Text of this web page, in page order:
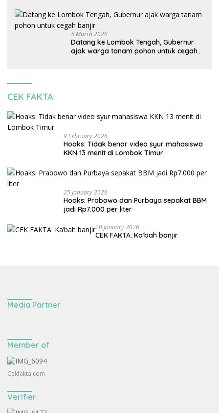
korbankan lingkungan dan warga lokal
5 March 2026
Datang ke Lombok Tengah, Gubernur
ajak warga tanam pohon untuk cegah
CEK FAKTA
9 February 2026
Hoaks: Tidak benar video syur mahasiswa
KKN 13 menit di Lombok Timur
25 January 2026
Hoaks: Prabowo dan Purbaya sepakat BBM
jadi Rp7.000 per liter
20 January 2026
CEK FAKTA: Ka’bah banjir
Media Partner
Member of
Cekfakta.com
Verifier